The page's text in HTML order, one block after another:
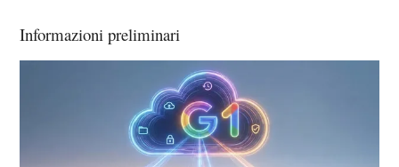
Informazioni preliminari